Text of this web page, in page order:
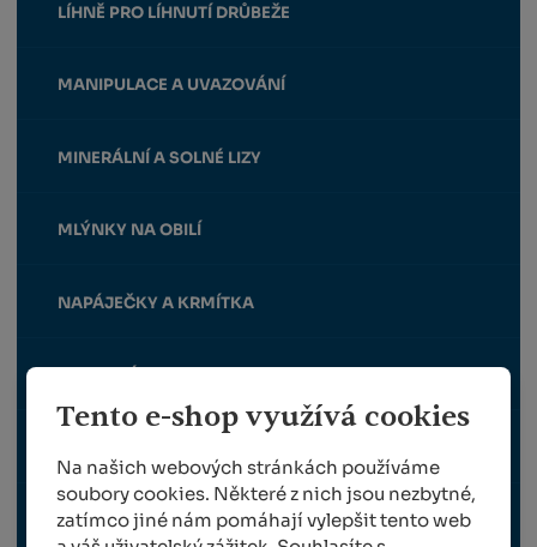
Tento e-shop využívá cookies
Na našich webových stránkách používáme
soubory cookies. Některé z nich jsou nezbytné,
zatímco jiné nám pomáhají vylepšit tento web
LÍHNĚ PRO LÍHNUTÍ DRŮBEŽE
MANIPULACE A UVAZOVÁNÍ
MINERÁLNÍ A SOLNÉ LIZY
MLÝNKY NA OBILÍ
NAPÁJEČKY A KRMÍTKA
PÉČE O PAZNEHTY A KOPYTA